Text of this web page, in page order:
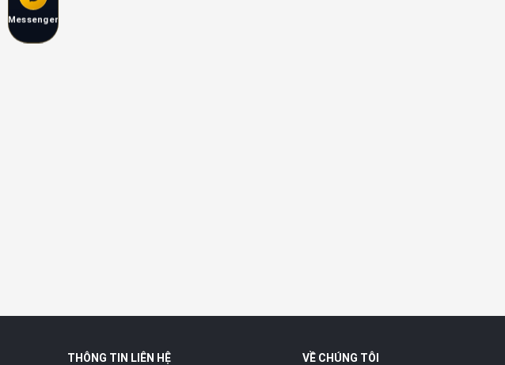
THÔNG TIN LIÊN HỆ VỀ CHÚNG TÔI
Messenger